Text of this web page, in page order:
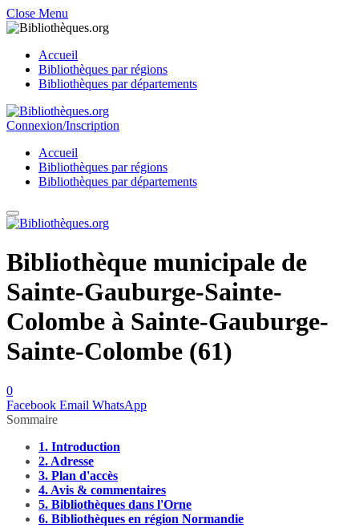
Close Menu
Accueil
Bibliothèques par régions
Bibliothèques par départements
Connexion/Inscription
Accueil
Bibliothèques par régions
Bibliothèques par départements
Bibliothèque municipale de
Sainte-Gauburge-Sainte-
Colombe à Sainte-Gauburge-
Sainte-Colombe (61)
0
Facebook Email WhatsApp
Sommaire
1. Introduction
2. Adresse
3. Plan d'accès
4. Avis & commentaires
5. Bibliothèques dans l'Orne
6. Bibliothèques en région Normandie